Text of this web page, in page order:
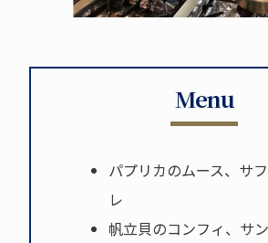
Menu
パプリカのムース、サ
レ
帆立貝のコンフィ、サ